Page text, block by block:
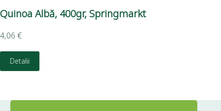
Quinoa Albă, 400gr, Springmarkt
4,06 €
Detalii